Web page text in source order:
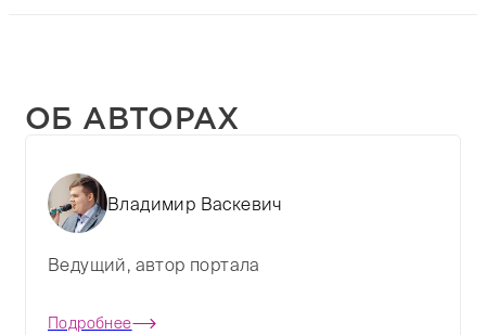
ОБ АВТОРАХ
Владимир Васкевич
Ведущий, автор портала
Подробнее